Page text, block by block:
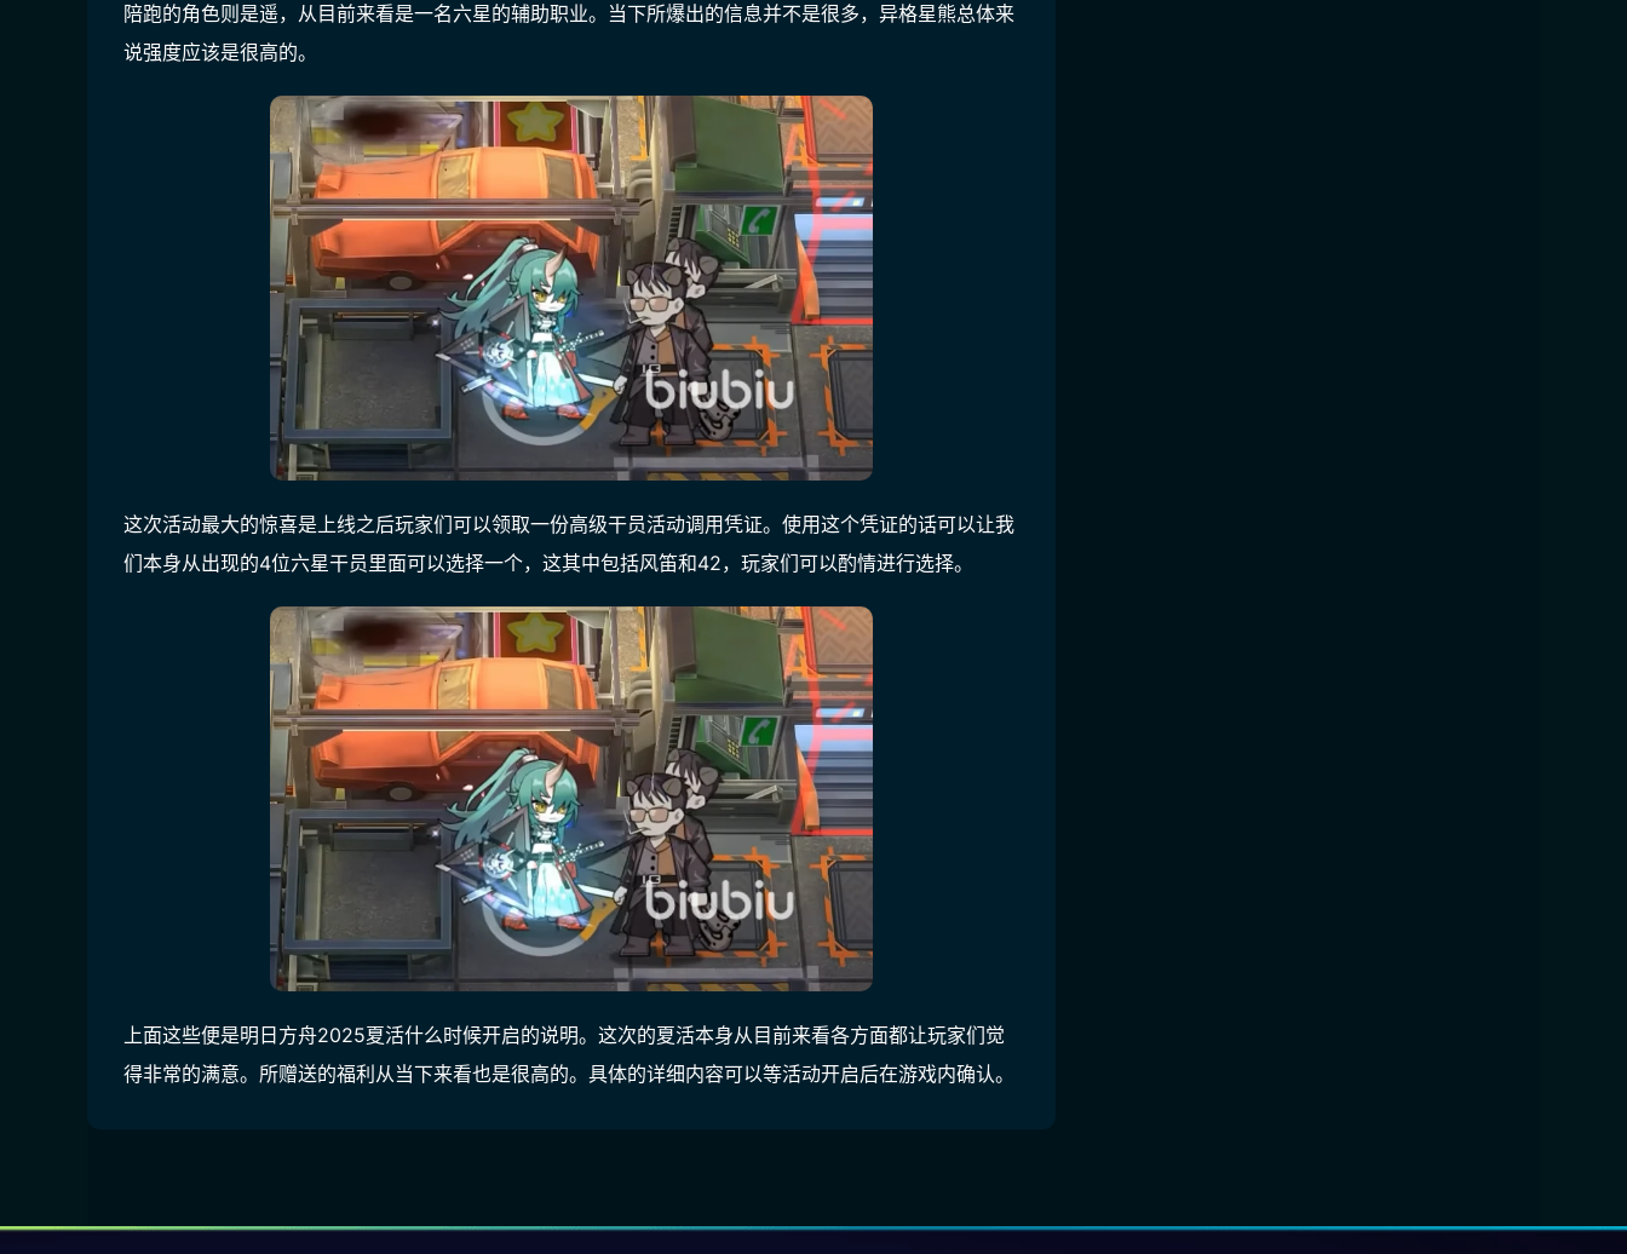
陪跑的角色则是遥，从目前来看是一名六星的辅助职业。当下所爆出的信息并不是很多，异格星熊总体来
说强度应该是很高的。
这次活动最大的惊喜是上线之后玩家们可以领取一份高级干员活动调用凭证。使用这个凭证的话可以让我
们本身从出现的4位六星干员里面可以选择一个，这其中包括风笛和42，玩家们可以酌情进行选择。
上面这些便是明日方舟2025夏活什么时候开启的说明。这次的夏活本身从目前来看各方面都让玩家们觉
得非常的满意。所赠送的福利从当下来看也是很高的。具体的详细内容可以等活动开启后在游戏内确认。